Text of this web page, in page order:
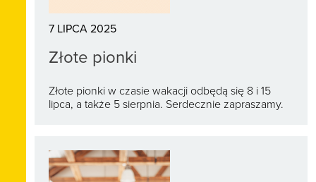
7 LIPCA 2025
Złote pionki
Złote pionki w czasie wakacji odbędą się 8 i 15
lipca, a także 5 sierpnia. Serdecznie zapraszamy.